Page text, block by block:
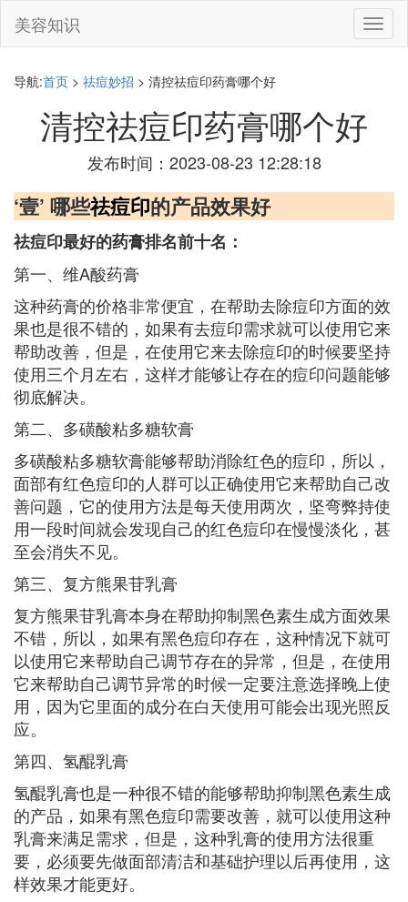
切
换
美容知识
导航:首页 > 祛痘妙招 > 清控祛痘印药膏哪个好
清控祛痘印药膏哪个好
发布时间：2023-08-23 12:28:18
‘壹’ 哪些祛痘印的产品效果好
祛痘印最好的药膏排名前十名：
第一、维A酸药膏
这种药膏的价格非常便宜，在帮助去除痘印方面的效
果也是很不错的，如果有去痘印需求就可以使用它来
帮助改善，但是，在使用它来去除痘印的时候要坚持
使用三个月左右，这样才能够让存在的痘印问题能够
彻底解决。
第二、多磺酸粘多糖软膏
多磺酸粘多糖软膏能够帮助消除红色的痘印，所以，
面部有红色痘印的人群可以正确使用它来帮助自己改
善问题，它的使用方法是每天使用两次，坚弯弊持使
用一段时间就会发现自己的红色痘印在慢慢淡化，甚
至会消失不见。
第三、复方熊果苷乳膏
复方熊果苷乳膏本身在帮助抑制黑色素生成方面效果
不错，所以，如果有黑色痘印存在，这种情况下就可
以使用它来帮助自己调节存在的异常，但是，在使用
它来帮助自己调节异常的时候一定要注意选择晚上使
用，因为它里面的成分在白天使用可能会出现光照反
应。
第四、氢醌乳膏
氢醌乳膏也是一种很不错的能够帮助抑制黑色素生成
的产品，如果有黑色痘印需要改善，就可以使用这种
乳膏来满足需求，但是，这种乳膏的使用方法很重
要，必须要先做面部清洁和基础护理以后再使用，这
样效果才能更好。